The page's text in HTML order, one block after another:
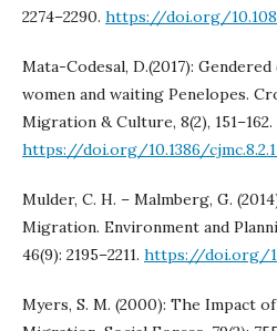
2274–2290. https://doi.org/
Mata-Codesal, D.(2017):
women and waiting Penelopes.
Migration & Culture, 8(2), 151–162.
https://doi.org/10.1386/
Mulder, C. H. – Malmberg, G.
Migration. Environment and
46(9): 2195–2211. https://doi.org/
Myers, S. M. (2000): The Impact